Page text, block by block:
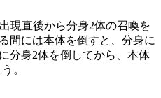
現直後から分身2体の召喚を
間には本体を倒すと、分身に
分身2体を倒してから、本体
。